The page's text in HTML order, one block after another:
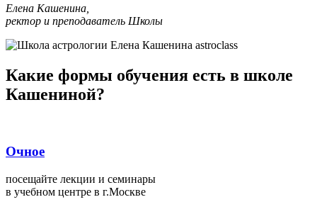
Елена Кашенина,
ректор и преподаватель Школы
Какие формы обучения есть в школе
Кашениной?
Очное
посещайте лекции и семинары
в учебном центре в г.Москве